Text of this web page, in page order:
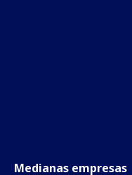
Medianas empresas